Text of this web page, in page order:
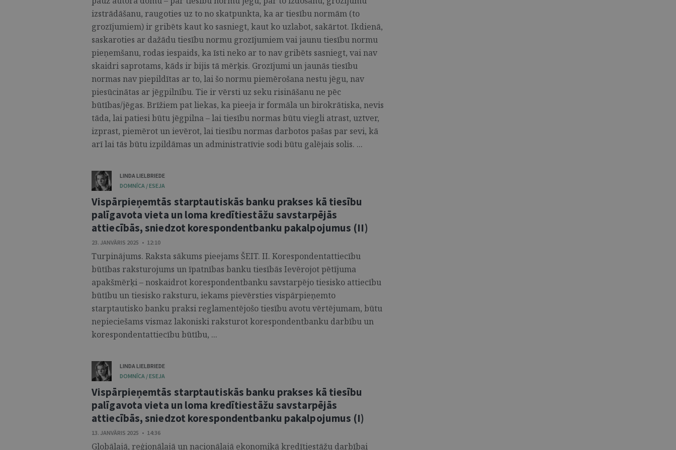
izstrādāšanu, raugoties uz to no skatpunkta, ka ar tiesību normām (to
grozījumiem) ir gribēts kaut ko sasniegt, kaut ko uzlabot, sakārtot. Ikdienā,
saskaroties ar dažādu tiesību normu grozījumiem vai jaunu tiesību normu
pieņemšanu, rodas iespaids, ka īsti neko ar to nav gribēts sasniegt, vai nav
skaidri saprotams, kāds ir bijis tā mērķis. Grozījumi un jaunās tiesību
normas nav piepildītas ar to, lai šo normu piemērošana nestu jēgu, nav
piesūcinātas ar jēgpilnību. Tie ir vērsti uz seku risināšanu ne pēc
būtības/jēgas. Brīžiem pat liekas, ka pieeja ir formāla un birokrātiska, nevis
tāda, lai patiesi būtu jēgpilna – lai tiesību normas būtu viegli atrast, uztver,
izprast, piemērot un ievērot, lai tiesību normas darbotos pašas par sevi, kā
arī lai tās būtu izpildāmas un administratīvie sodi būtu galējais solis. ...
LINDA LIELBRIEDE
DOMNĪCA / ESEJA
Vispārpieņemtās starptautiskās banku prakses kā tiesību
palīgavota vieta un loma kredītiestāžu savstarpējās
attiecībās, sniedzot korespondentbanku pakalpojumus (II)
23. JANVĀRIS 2025 • 12:10
Turpinājums. Raksta sākums pieejams ŠEIT. II. Korespondentattiecību
būtības raksturojums un īpatnības banku tiesībās Ievērojot pētījuma
apakšmērķi – noskaidrot korespondentbanku savstarpējo tiesisko attiecību
būtību un tiesisko raksturu, iekams pievērsties vispārpieņemto
starptautisko banku praksi reglamentējošo tiesību avotu vērtējumam, būtu
nepieciešams vismaz lakoniski raksturot korespondentbanku darbību un
korespondentattiecību būtību, ...
LINDA LIELBRIEDE
DOMNĪCA / ESEJA
Vispārpieņemtās starptautiskās banku prakses kā tiesību
palīgavota vieta un loma kredītiestāžu savstarpējās
attiecībās, sniedzot korespondentbanku pakalpojumus (I)
13. JANVĀRIS 2025 • 14:36
Globālajā, reģionālajā un nacionālajā ekonomikā kredītiestāžu darbībai